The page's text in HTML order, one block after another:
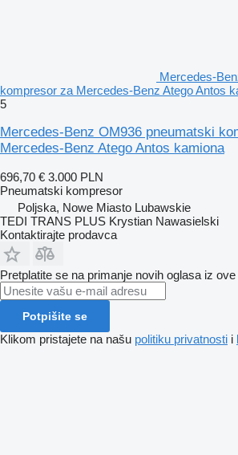
Mercedes-
kompresor za Mercedes-Benz Atego Antos
5
Mercedes-Benz OM936 pneumatski
Mercedes-Benz Atego Antos kamiona
696,70 € 3.000 PLN
Pneumatski kompresor
Poljska, Nowe Miasto Lubawskie
TEDI TRANS PLUS Krystian Nawasielski
Kontaktirajte prodavca
Pretplatite se na primanje novih oglasa iz
Potpišite se
Klikom pristajete na našu politiku privatnosti i